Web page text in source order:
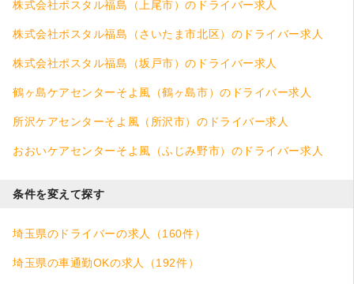
株式会社ポスタル福島（上尾市）のドライバー求人
株式会社ポスタル福島（さいたま市北区）のドライバー求人
株式会社ポスタル福島（坂戸市）のドライバー求人
鶴ヶ島ケアセンターそよ風（鶴ヶ島市）のドライバー求人
所沢ケアセンターそよ風（所沢市）のドライバー求人
おおいケアセンターそよ風（ふじみ野市）のドライバー求人
条件を変えて探す
埼玉県のドライバーの求人（160件）
埼玉県の車通勤OKの求人（192件）